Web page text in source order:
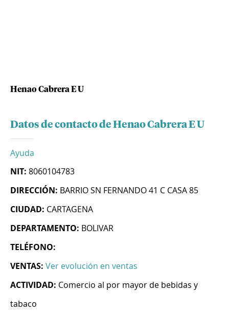
Henao Cabrera E U
Datos de contacto de Henao Cabrera E U
Ayuda
NIT: 8060104783
DIRECCIÓN: BARRIO SN FERNANDO 41 C CASA 85
CIUDAD: CARTAGENA
DEPARTAMENTO: BOLIVAR
TELÉFONO:
VENTAS: Ver evolución en ventas
ACTIVIDAD: Comercio al por mayor de bebidas y
tabaco